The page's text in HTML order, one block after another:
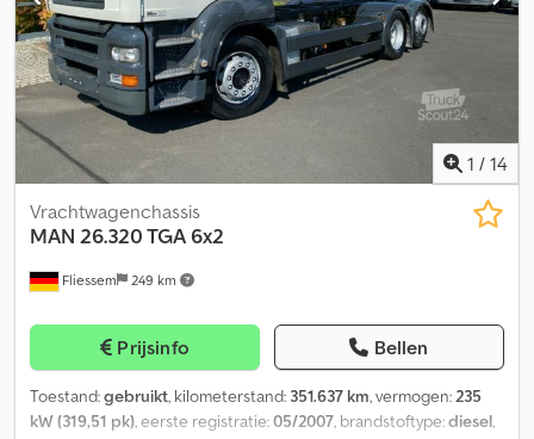
1 / 14
Fliessem 249 km
Vrachtwagenchassis
MAN 26.320 TGA 6x2
Prijsinfo Bellen
Toestand:gebruikt, kilometerstand: 351.637 km, vermogen:235
kW (319,51 pk), eerste registratie:05/2007, brandstoftype:diesel,